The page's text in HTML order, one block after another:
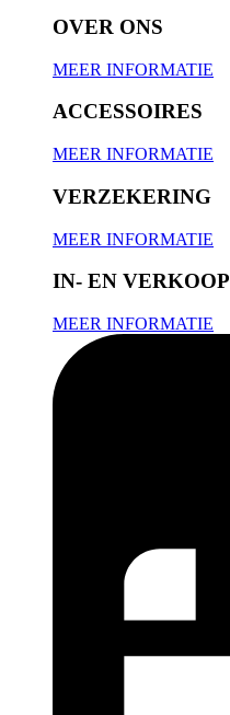
OVER ONS
MEER INFORMATIE
ACCESSOIRES
MEER INFORMATIE
VERZEKERING
MEER INFORMATIE
IN- EN VERKOOP
MEER INFORMATIE